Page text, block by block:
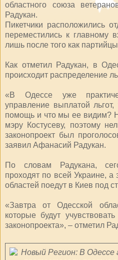
областного союза
Радукан.
Пикетчики расположились
переместились к главному
лишь после того как
Как отметил Радукан, в
происходит распределение
«В Одессе уже
управление выплатой
помощь и что мы ее видим?
мэру Костусеву, поэтому
законопроект был
заявил Афанасий Радукан.
По словам Радукана,
проходят по всей Украине, а
областей поедут в Киев под
«Завтра от Одесской
которые будут
законопроекта», – отметил